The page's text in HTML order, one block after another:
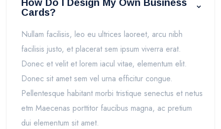
How Do I Design My Own Business
Cards?
Nullam facilisis, leo eu ultrices laoreet, arcu nibh
facilisis justo, et placerat sem ipsum viverra erat.
Donec et velit et lorem iacul vitae, elementum elit.
Donec sit amet sem vel urna efficitur congue.
Pellentesque habitant morbi tristique senectus et netus
etm Maecenas porttitor faucibus magna, ac pretium
dui elementum sit amet.